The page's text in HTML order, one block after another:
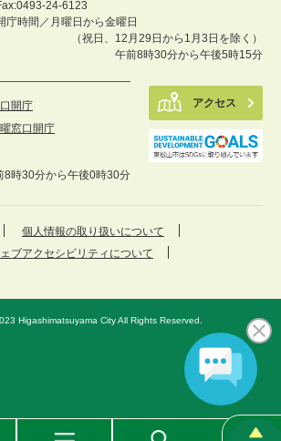
24-6123
庁時間／月曜日から金曜日
（祝日、12月29日から1月3日を除く）
午前8時30分から午後5時15分
開庁
窓口開庁
8時30分から午後0時30分
アクセス
個人情報の取り扱いについて
ブアクセシビリティについて
Higashimatsuyama City All Rights Reserved.